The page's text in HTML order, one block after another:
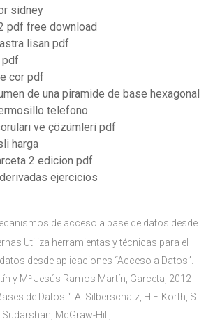
sidney
pdf free download
lisan pdf
pdf
cor pdf
de una piramide de base hexagonal
telefono
ve çözümleri pdf
harga
2 edicion pdf
ejercicios
de acceso a base de datos desde
Utiliza herramientas y técnicas para el
desde aplicaciones “Acceso a Datos”.
y Mª Jesús Ramos Martín, Garceta, 2012
de Datos “. A. Silberschatz, H.F. Korth, S.
Sudarshan, McGraw-Hill,